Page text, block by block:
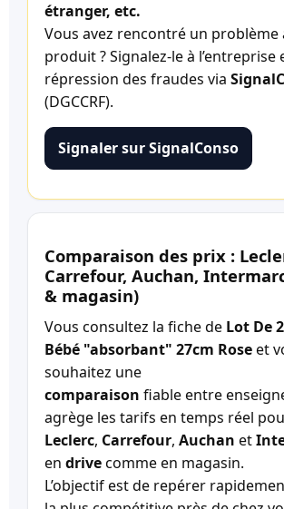
étranger, etc.
Vous avez rencontré un problème
produit ? Signalez-le à l’entreprise
répression des fraudes via
(DGCCRF).
Signaler sur SignalConso
Comparaison des prix :
Carrefour, Auchan,
& magasin)
Vous consultez la fiche de Lot De
Bébé "absorbant" 27cm Roseet
souhaitez une
comparaison fiable entre
agrège les tarifs en temps réel
Leclerc, Carrefour, Auchan et
en drivecomme en magasin.
L’objectif est de repérer